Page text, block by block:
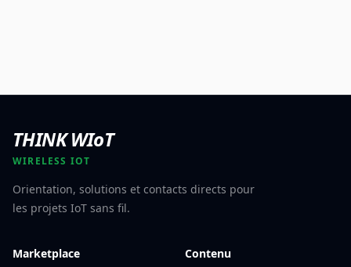
THINK WIoT
WIRELESS IOT
Orientation, solutions et contacts directs pour
les projets IoT sans fil.
Marketplace
Contenu